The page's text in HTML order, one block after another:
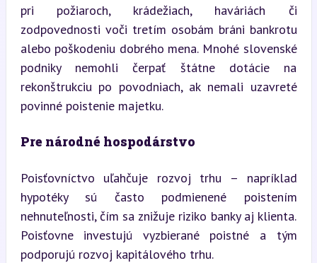
pri požiaroch, krádežiach, haváriách či
zodpovednosti voči tretím osobám bráni bankrotu
alebo poškodeniu dobrého mena. Mnohé slovenské
podniky nemohli čerpať štátne dotácie na
rekonštrukciu po povodniach, ak nemali uzavreté
povinné poistenie majetku.
Pre národné hospodárstvo
Poisťovníctvo uľahčuje rozvoj trhu – napríklad
hypotéky sú často podmienené poistením
nehnuteľnosti, čím sa znižuje riziko banky aj klienta.
Poisťovne investujú vyzbierané poistné a tým
podporujú rozvoj kapitálového trhu.